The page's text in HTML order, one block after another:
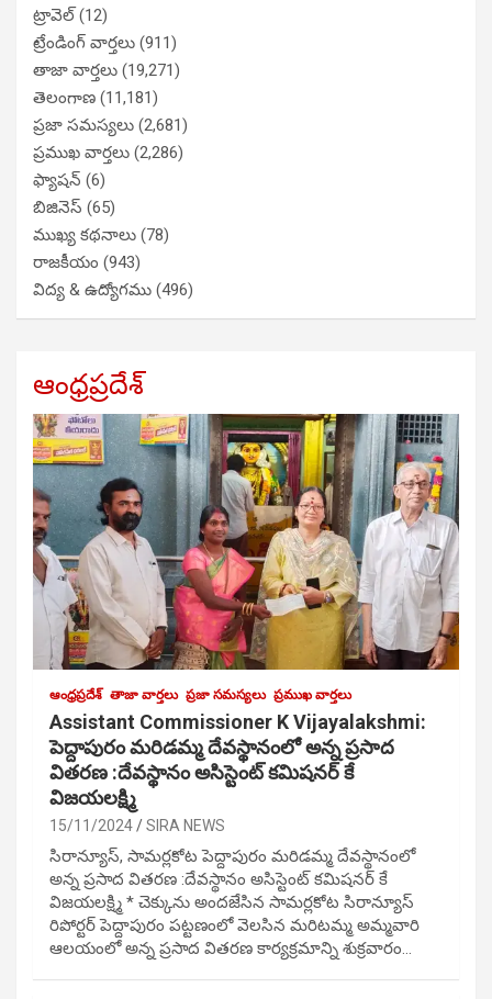
ట్రావెల్(12)
ట్రేండింగ్ వార్తలు (911)
తాజా వార్తలు (19,271)
తెలంగాణ (11,181)
ప్రజా సమస్యలు (2,681)
ప్రముఖ వార్తలు (2,286)
ఫ్యాషన్ (6)
బిజినెస్ (65)
ముఖ్య కథనాలు (78)
రాజకీయం (943)
విద్య & ఉద్యోగము (496)
ఆంధ్రప్రదేశ్
ఆంధ్రప్రదేశ్ తాజా వార్తలు ప్రజా సమస్యలు ప్రముఖ వార్తలు
Assistant Commissioner K Vijayalakshmi:
పెద్దాపురం మరిడమ్మ దేవస్థానంలో అన్న ప్రసాద
వితరణ :దేవస్థానం అసిస్టెంట్ కమిషనర్ కే
విజయలక్ష్మి
15/11/2024 SIRA NEWS
సిరాన్యూస్, సామర్లకోట పెద్దాపురం మరిడమ్మ దేవస్థానంలో
అన్న ప్రసాద వితరణ :దేవస్థానం అసిస్టెంట్ కమిషనర్ కే
విజయలక్ష్మి * చెక్కును అందజేసిన సామర్లకోట సిరాన్యూస్
రిపోర్టర్ పెద్దాపురం పట్టణంలో వెలసిన మరిటమ్మ అమ్మవారి
ఆలయంలో అన్న ప్రసాద వితరణ కార్యక్రమాన్ని శుక్రవారం…